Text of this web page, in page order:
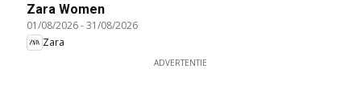
Zara Women
01/08/2026-31/08/2026
Zara
ADVERTENTIE